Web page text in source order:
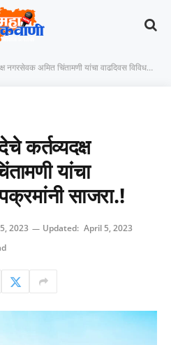
अमित चिंतामणी यांचा वाढदिवस विविध उपक्रमांनी साजरा.!
कर्तव्यदक्ष
यांचा
साजरा.!
2023 Updated: April 5, 2023